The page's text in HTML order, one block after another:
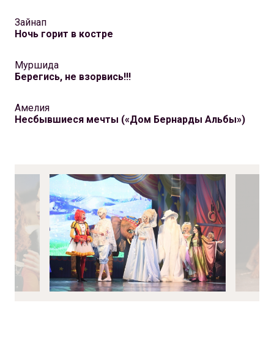
Зайнап
Ночь горит в костре
Муршида
Берегись, не взорвись!!!
Амелия
Несбывшиеся мечты («Дом Бернарды Альбы»)